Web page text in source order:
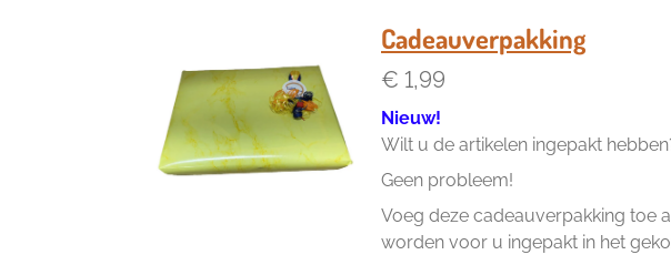
Cadeauverpakking
€ 1,99
Nieuw!
Wilt u de artikelen ingepakt
Geen probleem!
Voeg deze cadeauverpakking toe
worden voor u ingepakt in het